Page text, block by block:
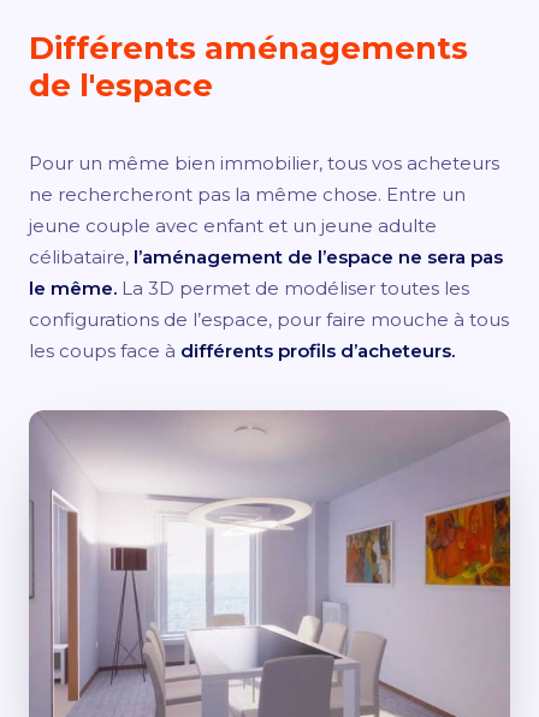
Différents aménagements
de l'espace
Pour un même bien immobilier, tous vos acheteurs
ne rechercheront pas la même chose. Entre un
jeune couple avec enfant et un jeune adulte
célibataire, l’aménagement de l’espace ne sera pas
le même. La 3D permet de modéliser toutes les
configurations de l’espace, pour faire mouche à tous
les coups face à différents profils d’acheteurs.